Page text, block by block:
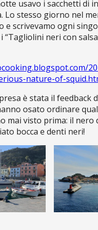
usavo i sacchetti di
Lo stesso giorno nel
e scrivevamo ogni
“Tagliolini neri con
nature-of-
è stata il feedback
osato ordinare
mai visto prima: il nero
bocca e denti neri!